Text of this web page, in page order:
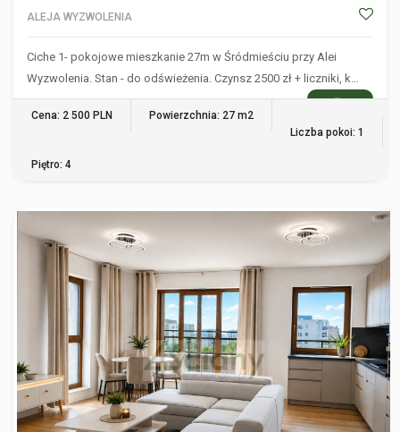
ALEJA WYZWOLENIA
Ciche 1- pokojowe mieszkanie 27m w Śródmieściu przy Alei
Wyzwolenia. Stan - do odświeżenia. Czynsz 2500 zł + liczniki, k…
WIĘCEJ
Cena: 2 500 PLN
Powierzchnia: 27 m2
Liczba pokoi: 1
Piętro: 4
WARSZAWA